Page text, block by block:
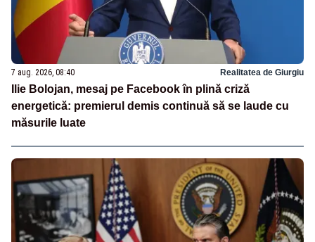
7 aug. 2026, 08:40 Realitatea de Giurgiu
Ilie Bolojan, mesaj pe Facebook în plină criză
energetică: premierul demis continuă să se laude cu
măsurile luate